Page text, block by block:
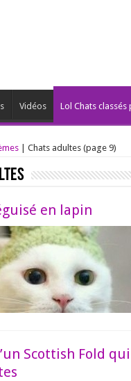
Vidéos Lol Chats classés
| Chats adultes (page 9)
en lapin
Scottish Fold